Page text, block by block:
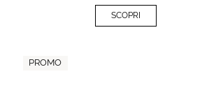
SCOPRI
PROMO